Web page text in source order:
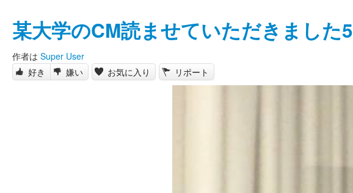
某大学のCM読ませていただきました5
作者は Super User
好き
嫌い お気に入り リポート